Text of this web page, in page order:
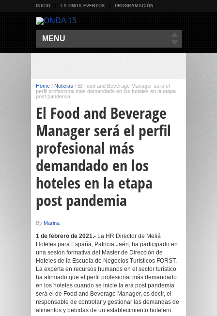
INICIO LA ONDA EVENTOS PROGRAMACIÓN
MENU
Home / Noticias / El Food and Beverage Manager será el
perfil profesional más demandado en los hoteles en la etapa
post pandemia
El Food and Beverage
Manager será el perfil
profesional más
demandado en los
hoteles en la etapa
post pandemia
By Marina
1 de febrero de 2021.- La HR Director de Meliá
Hoteles para España, Patricia Jaén, ha participado en
una sesión formativa del Master de Dirección de
Hoteles de la Escuela de Negocios Turísticos FORST.
La experta en recursos humanos en el sector turístico
ha afirmado que el perfil profesional más demandado
en los hoteles cuando se inicie la era post pandemia
será el de Food and Beverage Manager, es decir, el
responsable de controlar y gestionar las demandas de
alimentos y bebidas de un establecimiento hotelero.